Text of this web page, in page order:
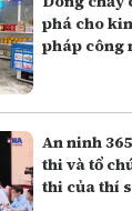
phá cho
pháp công
An ninh
thi và tổ
thi của thí